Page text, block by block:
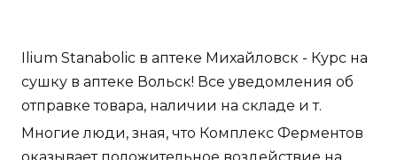
Ilium Stanabolic в аптеке Михайловск - Курс на
сушку в аптеке Вольск! Все уведомления об
отправке товара, наличии на складе и т.
Многие люди, зная, что Комплекс Ферментов